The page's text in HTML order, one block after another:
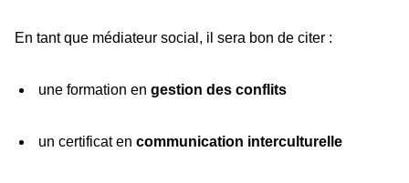
En tant que médiateur social, il sera bon de citer :
une formation en gestion des conflits
un certificat en communication interculturelle